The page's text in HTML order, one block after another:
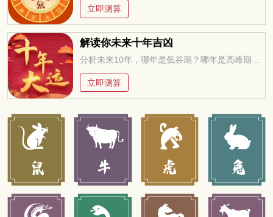
立即测算
解读你未来十年吉凶
立即测算